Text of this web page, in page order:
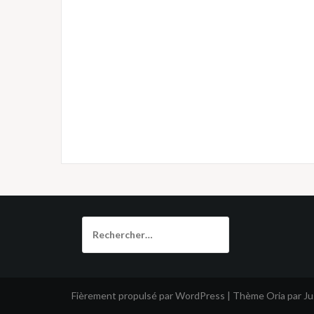
Fièrement propulsé par WordPress | Thème Oria par